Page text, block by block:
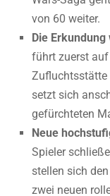
von 60 weiter.
Die
führt zuerst
Zufluchtsstätte
setzt sich
gefürchteten
Neue
Spieler
stellen sich
zwei neuen